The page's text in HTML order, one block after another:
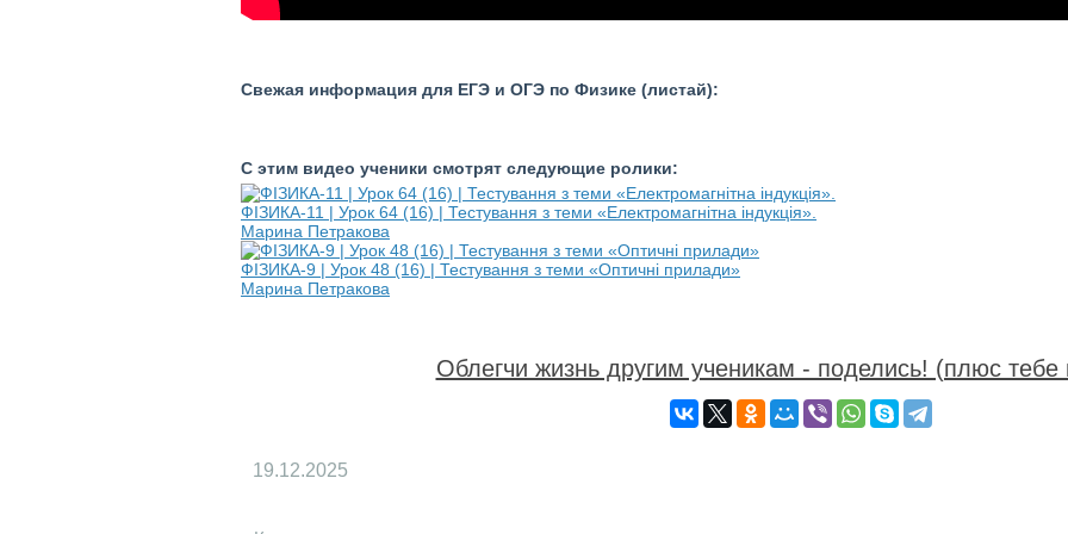
Свежая информация для ЕГЭ и ОГЭ по Физике (листай):
С этим видео ученики смотрят следующие ролики:
ФІЗИКА-11 | Урок 64 (16) | Тестування з теми «Електромагнітна індукція».
Марина Петракова
ФІЗИКА-9 | Урок 48 (16) | Тестування з теми «Оптичні прилади»
Марина Петракова
Облегчи жизнь другим ученикам - поделись! (плюс тебе
19.12.2025